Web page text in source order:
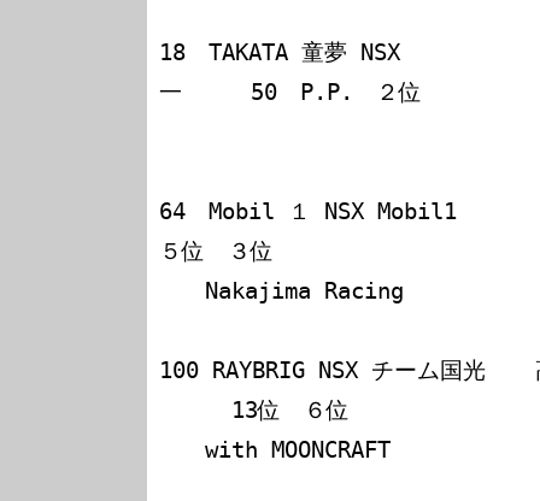
18　TAKATA 童夢 NSX     　　　
一　　　50　P.P.　２位
64　Mobil １ NSX Mobil1　
５位　３位
Nakajima Racing　　　　　　
100 RAYBRIG NSX チーム国光
13位　６位
with MOONCRAFT   　　　　